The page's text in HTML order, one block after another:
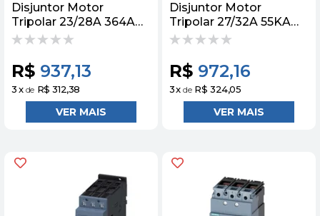
Disjuntor Motor
Tripolar 23/28A 364A
4KA 3RV20214NA10
R$ 937,13
3x de R$ 312,38
Disjuntor Motor
Tripolar 27/32A 55KA
S0 3RV20214EA20
R$ 972,16
3x de R$ 324,05